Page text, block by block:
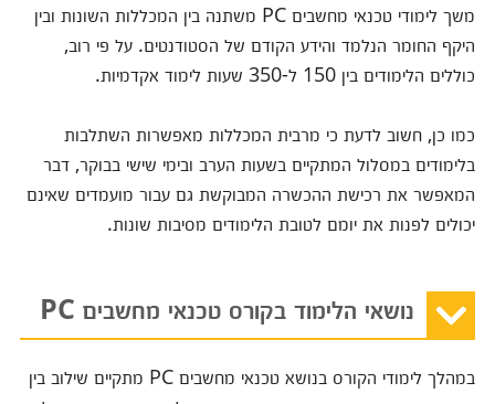
משך לימודי טכנאי מחשבים PC משתנה בין המכללות השונות ובין
היקף החומר הנלמד והידע הקודם של הסטודנטים. על פי רוב,
כוללים הלימודים בין 150 ל-350 שעות לימוד אקדמיות.
כמו כן, חשוב לדעת כי מרבית המכללות מאפשרות השתלבות
בלימודים במסלול המתקיים בשעות הערב ובימי שישי בבוקר, דבר
המאפשר את רכישת ההכשרה המבוקשת גם עבור מועמדים שאינם
יכולים לפנות את יומם לטובת הלימודים מסיבות שונות.
נושאי הלימוד בקורס טכנאי מחשבים PC
במהלך לימודי הקורס בנושא טכנאי מחשבים PC מתקיים שילוב בין